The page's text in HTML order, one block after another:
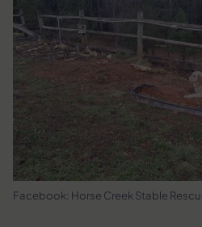
Facebook: Horse Creek Stable